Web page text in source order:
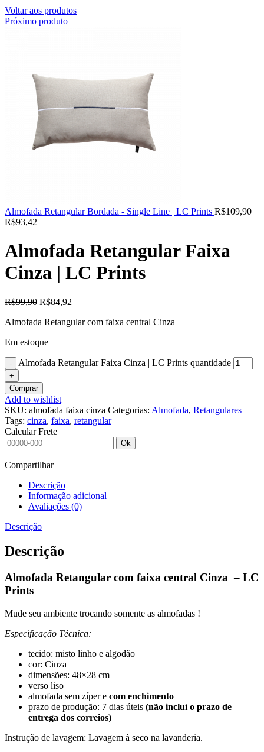
Voltar aos produtos
Próximo produto
Almofada Retangular Bordada - Single Line | LC Prints R$109,90
R$93,42
Almofada Retangular Faixa
Cinza | LC Prints
R$99,90 R$84,92
Almofada Retangular com faixa central Cinza
Em estoque
Almofada Retangular Faixa Cinza | LC Prints quantidade
Comprar
Add to wishlist
SKU: almofada faixa cinza Categorias: Almofada, Retangulares
Tags: cinza, faixa, retangular
Calcular Frete
Ok
Compartilhar
Descrição
Informação adicional
Avaliações (0)
Descrição
Descrição
Almofada Retangular com faixa central Cinza – LC
Prints
Mude seu ambiente trocando somente as almofadas !
Especificação Técnica:
tecido: misto linho e algodão
cor: Cinza
dimensões: 48×28 cm
verso liso
almofada sem zíper e com enchimento
prazo de produção: 7 dias úteis (não incluí o prazo de
entrega dos correios)
Instrução de lavagem: Lavagem à seco na lavanderia.